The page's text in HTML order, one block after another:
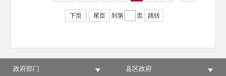
下页 尾页 到第 页 跳转
政府部门 县区政府